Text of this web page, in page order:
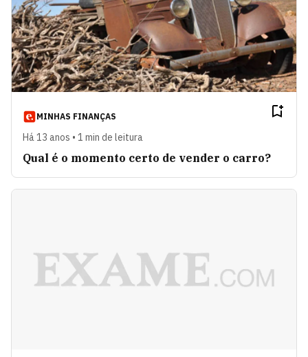
MINHAS FINANÇAS
Há 13 anos • 1 min de leitura
Qual é o momento certo de vender o carro?